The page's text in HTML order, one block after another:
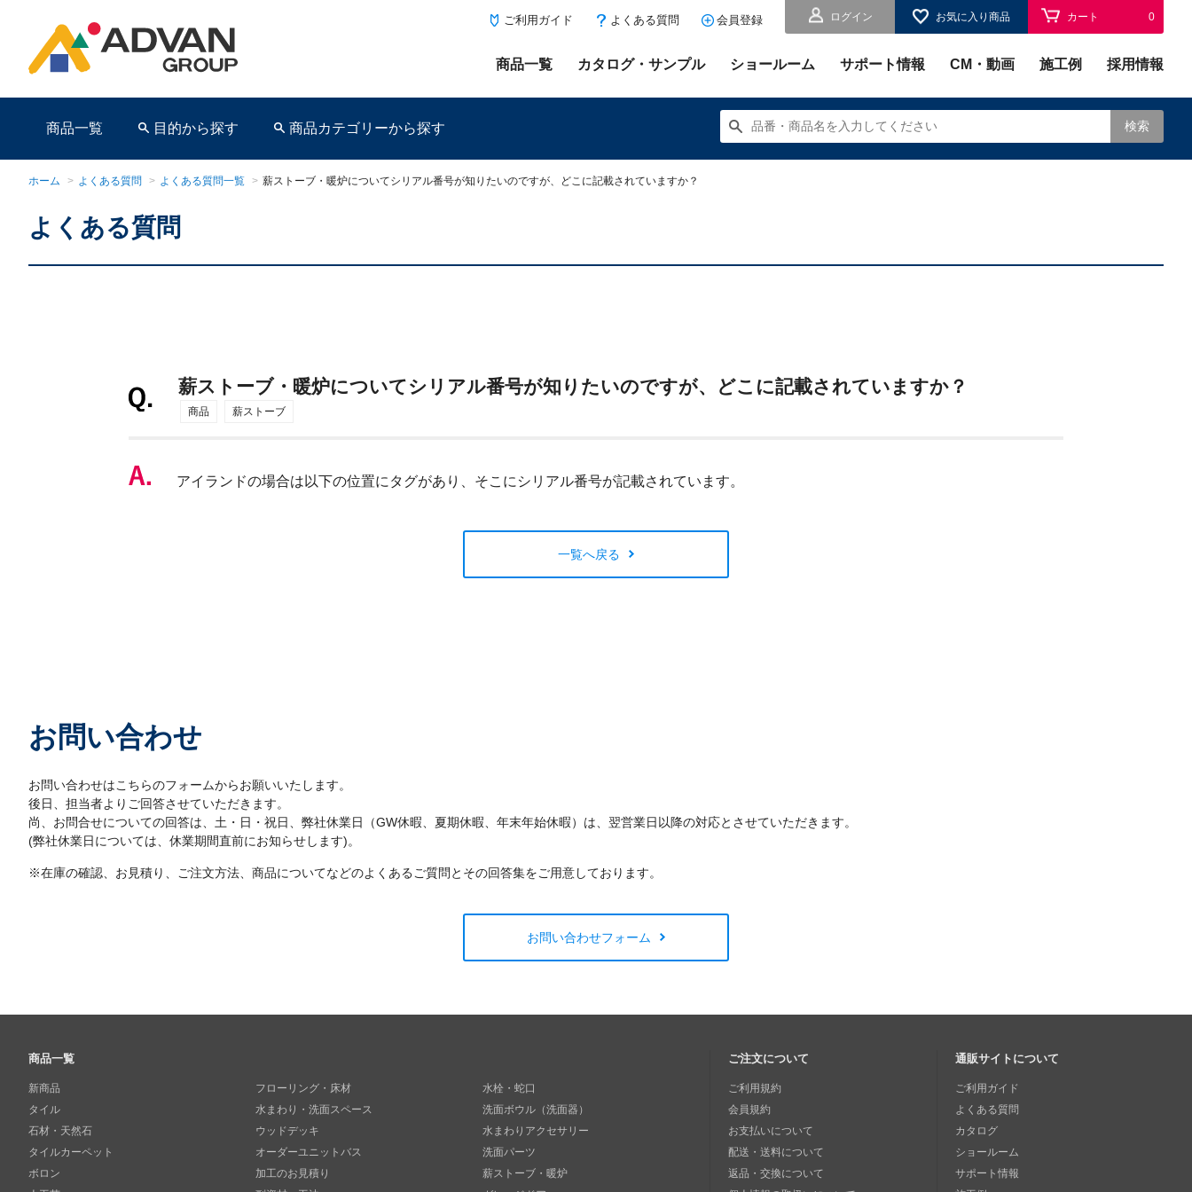
ログイン お気に入り商品 カート 0
ご利用ガイド よくある質問 会員登録
商品一覧 カタログ・サンプル ショールーム サポート情報 CM・動画 施工例 採用情報
商品一覧 目的から探す 商品カテゴリーから探す 検索
ホーム > よくある質問 > よくある質問一覧 > 薪ストーブ・暖炉についてシリアル番号が知りたいのですが、どこに記載されていますか？
よくある質問
薪ストーブ・暖炉についてシリアル番号が知りたいのですが、どこに記載されていますか？
商品 薪ストーブ
アイランドの場合は以下の位置にタグがあり、そこにシリアル番号が記載されています。
一覧へ戻る
お問い合わせ
お問い合わせはこちらのフォームからお願いいたします。
後日、担当者よりご回答させていただきます。
尚、お問合せについての回答は、土・日・祝日、弊社休業日（GW休暇、夏期休暇、年末年始休暇）は、翌営業日以降の対応とさせていただきます。
(弊社休業日については、休業期間直前にお知らせします)。
※在庫の確認、お見積り、ご注文方法、商品についてなどのよくあるご質問とその回答集をご用意しております。
お問い合わせフォーム
商品一覧
新商品
タイル
石材・天然石
タイルカーペット
ボロン
フローリング・床材
水まわり・洗面スペース
ウッドデッキ
オーダーユニットバス
加工のお見積り
水栓・蛇口
洗面ボウル（洗面器）
水まわりアクセサリー
洗面パーツ
薪ストーブ・暖炉
ご注文について
ご利用規約
会員規約
お支払いについて
配送・送料について
返品・交換について
通販サイトについて
ご利用ガイド
よくある質問
カタログ
ショールーム
サポート情報